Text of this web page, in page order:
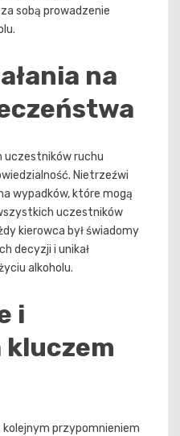
sobą prowadzenie
na
uczestników ruchu
Nietrzeźwi
wypadków, które mogą
uczestników
kierowca był świadomy
decyzji i unikał
alkoholu.
i
kluczem
przypomnieniem